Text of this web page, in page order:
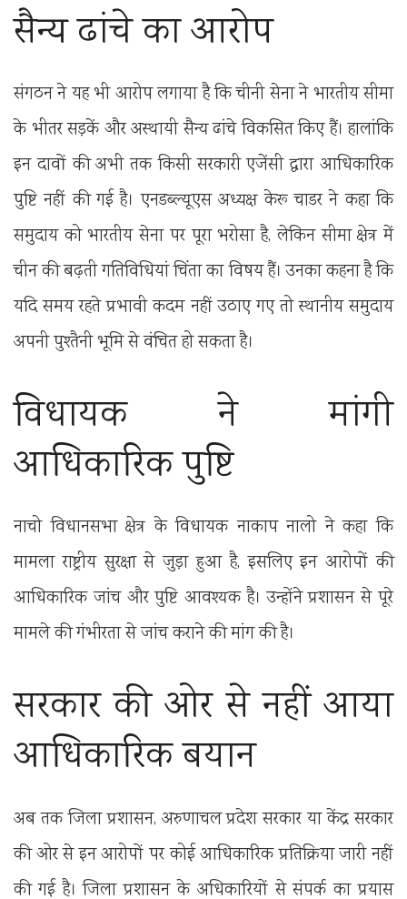
सैन्य ढांचे का आरोप
संगठन ने यह भी आरोप लगाया है कि चीनी सेना ने भारतीय सीमा
के भीतर सड़कें और अस्थायी सैन्य ढांचे विकसित किए हैं। हालांकि
इन दावों की अभी तक किसी सरकारी एजेंसी द्वारा आधिकारिक
पुष्टि नहीं की गई है। एनडब्ल्यूएस अध्यक्ष केरू चाडर ने कहा कि
समुदाय को भारतीय सेना पर पूरा भरोसा है, लेकिन सीमा क्षेत्र में
चीन की बढ़ती गतिविधियां चिंता का विषय हैं। उनका कहना है कि
यदि समय रहते प्रभावी कदम नहीं उठाए गए तो स्थानीय समुदाय
अपनी पुश्तैनी भूमि से वंचित हो सकता है।
विधायक ने मांगी
आधिकारिक पुष्टि
नाचो विधानसभा क्षेत्र के विधायक नाकाप नालो ने कहा कि
मामला राष्ट्रीय सुरक्षा से जुड़ा हुआ है, इसलिए इन आरोपों की
आधिकारिक जांच और पुष्टि आवश्यक है। उन्होंने प्रशासन से पूरे
मामले की गंभीरता से जांच कराने की मांग की है।
सरकार की ओर से नहीं आया
आधिकारिक बयान
अब तक जिला प्रशासन, अरुणाचल प्रदेश सरकार या केंद्र सरकार
की ओर से इन आरोपों पर कोई आधिकारिक प्रतिक्रिया जारी नहीं
की गई है। जिला प्रशासन के अधिकारियों से संपर्क का प्रयास